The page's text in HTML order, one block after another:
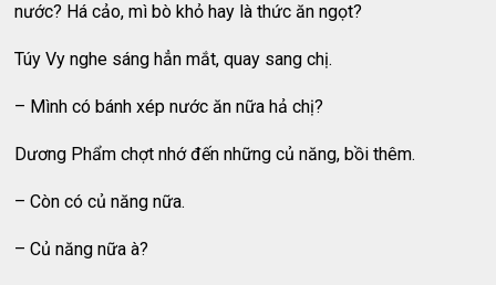
nước? Há cảo, mì bò khỏ hay là thức ăn ngọt?
Túy Vy nghe sáng hẳn mắt, quay sang chị.
– Mình có bánh xép nước ăn nữa hả chị?
Dương Phẩm chợt nhớ đến những củ năng, bồi thêm.
– Còn có củ năng nữa.
– Củ năng nữa à?